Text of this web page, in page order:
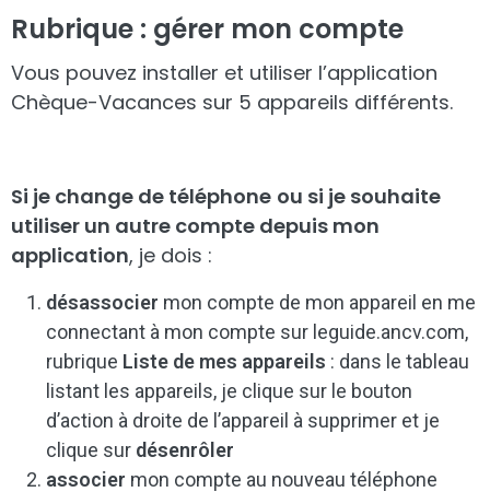
Rubrique : gérer mon compte
Vous pouvez installer et utiliser l’application
Chèque-Vacances sur 5 appareils différents.
Si je change de téléphone ou si je souhaite
utiliser un autre compte depuis mon
application, je dois :
désassocier mon compte de mon appareil en me
connectant à mon compte sur leguide.ancv.com,
rubrique Liste de mes appareils : dans le tableau
listant les appareils, je clique sur le bouton
d’action à droite de l’appareil à supprimer et je
clique sur désenrôler
associer mon compte au nouveau téléphone